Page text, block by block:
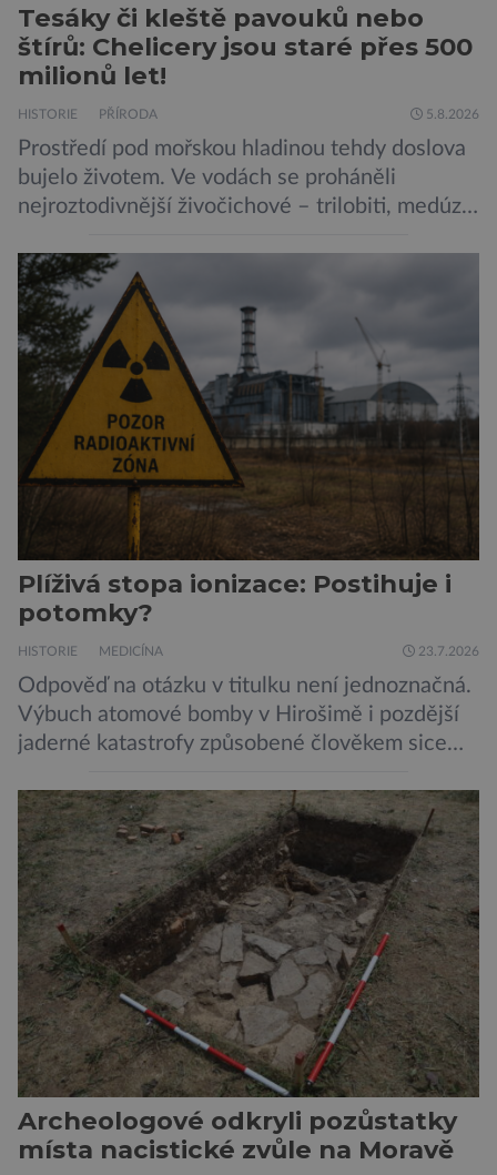
Tesáky či kleště pavouků nebo
štírů: Chelicery jsou staré přes 500
milionů let!
HISTORIE PŘÍRODA 5.8.2026
Prostředí pod mořskou hladinou tehdy doslova
bujelo životem. Ve vodách se proháněli
nejroztodivnější živočichové – trilobiti, medúzy
prazvláštní stonožce podobný tvor, který měl
zárodky zbraní typických pro dnešní pavouky.
Pavouci, štíři či klíšťata jsou členovci patřící do
skupiny klepítkatců. Vyznačují se takzvanými
chelicerami, které u nich představují právě […]
Plíživá stopa ionizace: Postihuje i
potomky?
HISTORIE MEDICÍNA 23.7.2026
Odpověď na otázku v titulku není jednoznačná.
Výbuch atomové bomby v Hirošimě i pozdější
jaderné katastrofy způsobené člověkem sice
slabší a dlouhodobé záření poškozuje DNA.
Přesto není stále zcela jasné, nakolik se mutace
vzniklé ozářením přenášejí na potomstvo. Před
pěti lety, těsně před 35. výročím výbuchu
Černobylské jaderné elektrárny, […]
Archeologové odkryli pozůstatky
místa nacistické zvůle na Moravě